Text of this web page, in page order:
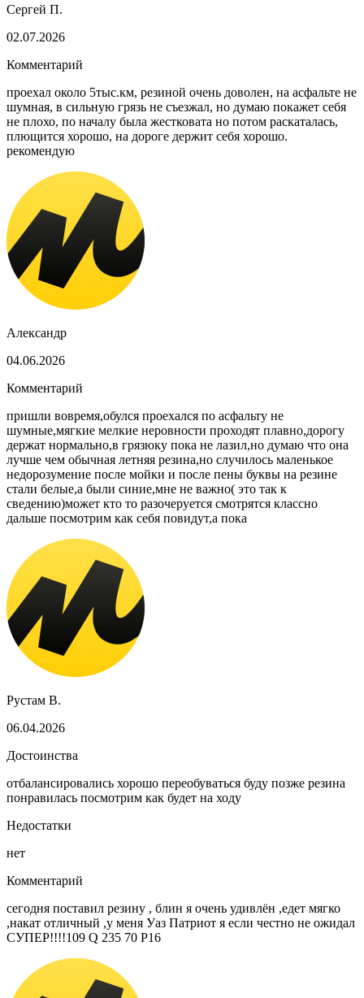
Сергей П.
02.07.2026
Комментарий
проехал около 5тыс.км, резиной очень доволен, на асфальте не
шумная, в сильную грязь не съезжал, но думаю покажет себя
не плохо, по началу была жестковата но потом раскаталась,
плющится хорошо, на дороге держит себя хорошо.
рекомендую
Александр
04.06.2026
Комментарий
пришли вовремя,обулся проехался по асфальту не
шумные,мягкие мелкие неровности проходят плавно,дорогу
держат нормально,в грязюку пока не лазил,но думаю что она
лучше чем обычная летняя резина,но случилось маленькое
недорозумение после мойки и после пены буквы на резине
стали белые,а были синие,мне не важно( это так к
сведению)может кто то разочеруется смотрятся классно
дальше посмотрим как себя повидут,а пока
Рустам В.
06.04.2026
Достоинства
отбалансировались хорошо переобуваться буду позже резина
понравилась посмотрим как будет на ходу
Недостатки
нет
Комментарий
сегодня поставил резину , блин я очень удивлён ,едет мягко
,накат отличный ,у меня Уаз Патриот я если честно не ожидал
СУПЕР!!!!109 Q 235 70 Р16